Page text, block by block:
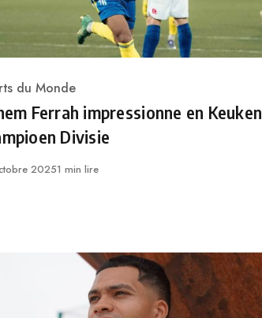
du Monde
Ferrah impressionne en Keuken
Divisie
20251 min lire